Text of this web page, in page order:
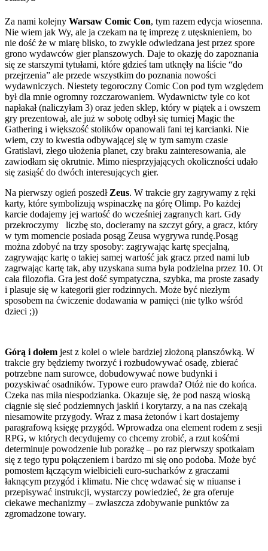
Za nami kolejny Warsaw Comic Con, tym razem edycja wiosenna.
Nie wiem jak Wy, ale ja czekam na tę imprezę z utęsknieniem, bo
nie dość że w miarę blisko, to zwykle odwiedzana jest przez spore
grono wydawców gier planszowych. Daje to okazję do zapoznania
się ze starszymi tytułami, które gdzieś tam utknęły na liście “do
przejrzenia” ale przede wszystkim do poznania nowości
wydawniczych. Niestety tegoroczny Comic Con pod tym względem
był dla mnie ogromny rozczarowaniem. Wydawnictw tyle co kot
napłakał (naliczyłam 3) oraz jeden sklep, który w piątek a i owszem
gry prezentował, ale już w sobotę odbył się turniej Magic the
Gathering i większość stolików opanowali fani tej karcianki. Nie
wiem, czy to kwestia odbywającej się w tym samym czasie
Gratislavi, złego ułożenia planet, czy braku zainteresowania, ale
zawiodłam się okrutnie. Mimo niesprzyjających okoliczności udało
się zasiąść do dwóch interesujących gier.
Na pierwszy ogień poszedł Zeus. W trakcie gry zagrywamy z ręki
karty, które symbolizują wspinaczkę na górę Olimp. Po każdej
karcie dodajemy jej wartość do wcześniej zagranych kart. Gdy
przekroczymy liczbę sto, docieramy na szczyt góry, a gracz, który
w tym momencie posiada posąg Zeusa wygrywa rundę.Posąg
można zdobyć na trzy sposoby: zagrywając kartę specjalną,
zagrywając kartę o takiej samej wartość jak gracz przed nami lub
zagrwając kartę tak, aby uzyskana suma była podzielna przez 10. Ot
cała filozofia. Gra jest dość sympatyczna, szybka, ma proste zasady
i plasuje się w kategorii gier rodzinnych. Może być niezłym
sposobem na ćwiczenie dodawania w pamięci (nie tylko wśród
dzieci ;))
Górą i dołem jest z kolei o wiele bardziej złożoną planszówką. W
trakcie gry będziemy tworzyć i rozbudowywać osadę, zbierać
potrzebne nam surowce, dobudowywać nowe budynki i
pozyskiwać osadników. Typowe euro prawda? Otóż nie do końca.
Czeka nas miła niespodzianka. Okazuje się, że pod naszą wioską
ciągnie się sieć podziemnych jaskiń i korytarzy, a na nas czekają
niesamowite przygody. Wraz z masa żetonów i kart dostajemy
paragrafową księgę przygód. Wprowadza ona element rodem z sesji
RPG, w których decydujemy co chcemy zrobić, a rzut kośćmi
determinuje powodzenie lub porażkę – po raz pierwszy spotkałam
się z tego typu połączeniem i bardzo mi się ono podoba. Może być
pomostem łączącym wielbicieli euro-sucharków z graczami
łaknącym przygód i klimatu. Nie chcę wdawać się w niuanse i
przepisywać instrukcji, wystarczy powiedzieć, że gra oferuje
ciekawe mechanizmy – zwłaszcza zdobywanie punktów za
zgromadzone towary.